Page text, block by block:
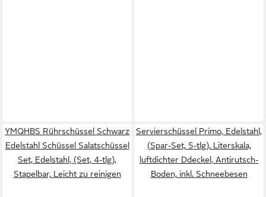
YMQHBS Rührschüssel Schwarz
Edelstahl Schüssel Salatschüssel
Set, Edelstahl, (Set, 4-tlg),
Stapelbar, Leicht zu reinigen
Servierschüssel Primo, Edelstahl,
(Spar-Set, 5-tlg), Literskala,
luftdichter Ddeckel, Antirutsch-
Boden, inkl. Schneebesen